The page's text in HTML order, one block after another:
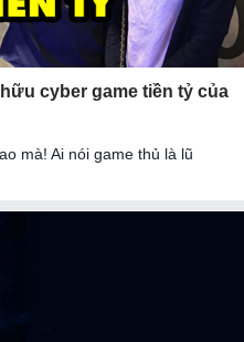
cyber game tiền tỷ của
mà! Ai nói game thủ là lũ